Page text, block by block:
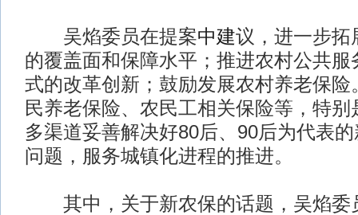
吴焰委员在提案中建议，进一步拓
的覆盖面和保障水平；推进农村公共服
式的改革创新；鼓励发展农村养老保险
民养老保险、农民工相关保险等，特
多渠道妥善解决好80后、90后为代表
问题，服务城镇化进程的推进。
其中，关于新农保的话题，吴焰委